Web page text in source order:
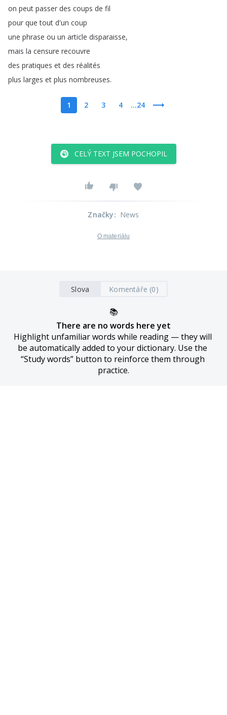
on peut passer des coups de fil
pour que tout d'un coup
une phrase ou un article disparaisse,
mais la censure recouvre
des pratiques et des réalités
plus larges et plus nombreuses.
1 2 3 4 ...24
CELÝ TEXT JSEM POCHOPIL
Značky: News
O materiálu
Slova Komentáře (0)
📚
There are no words here yet
Highlight unfamiliar words while reading — they will
be automatically added to your dictionary. Use the
“Study words” button to reinforce them through
practice.